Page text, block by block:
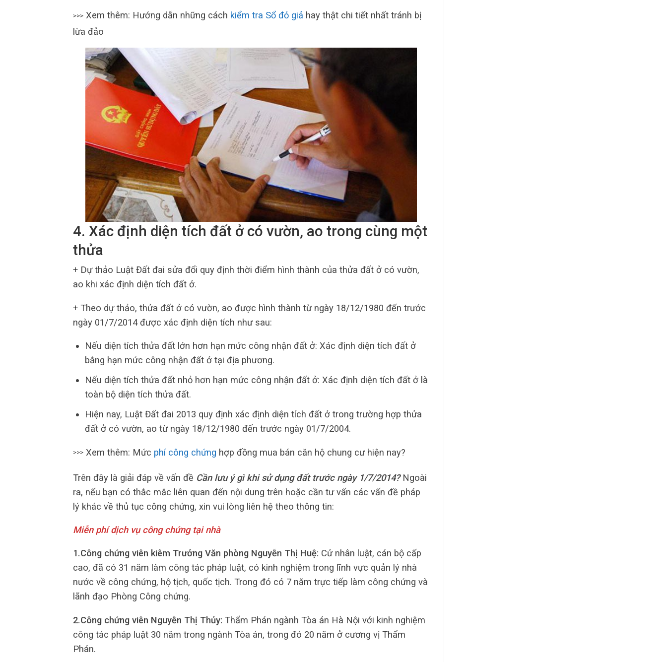
>>> Xem thêm: Hướng dẫn những cách kiểm tra Sổ đỏ giả hay thật chi tiết nhất tránh bị
lừa đảo
4. Xác định diện tích đất ở có vườn, ao trong cùng một
thửa
+ Dự thảo Luật Đất đai sửa đổi quy định thời điểm hình thành của thửa đất ở có vườn,
ao khi xác định diện tích đất ở.
+ Theo dự thảo, thửa đất ở có vườn, ao được hình thành từ ngày 18/12/1980 đến trước
ngày 01/7/2014 được xác định diện tích như sau:
Nếu diện tích thửa đất lớn hơn hạn mức công nhận đất ở: Xác định diện tích đất ở
bằng hạn mức công nhận đất ở tại địa phương.
Nếu diện tích thửa đất nhỏ hơn hạn mức công nhận đất ở: Xác định diện tích đất ở là
toàn bộ diện tích thửa đất.
Hiện nay, Luật Đất đai 2013 quy định xác định diện tích đất ở trong trường hợp thửa
đất ở có vườn, ao từ ngày 18/12/1980 đến trước ngày 01/7/2004.
>>> Xem thêm: Mức phí công chứng hợp đồng mua bán căn hộ chung cư hiện nay?
Trên đây là giải đáp về vấn đề Cần lưu ý gì khi sử dụng đất trước ngày 1/7/2014? Ngoài
ra, nếu bạn có thắc mắc liên quan đến nội dung trên hoặc cần tư vấn các vấn đề pháp
lý khác về thủ tục công chứng, xin vui lòng liên hệ theo thông tin:
Miễn phí dịch vụ công chứng tại nhà
1.Công chứng viên kiêm Trưởng Văn phòng Nguyễn Thị Huệ: Cử nhân luật, cán bộ cấp
cao, đã có 31 năm làm công tác pháp luật, có kinh nghiệm trong lĩnh vực quản lý nhà
nước về công chứng, hộ tịch, quốc tịch. Trong đó có 7 năm trực tiếp làm công chứng và
lãnh đạo Phòng Công chứng.
2.Công chứng viên Nguyễn Thị Thủy: Thẩm Phán ngành Tòa án Hà Nội với kinh nghiệm
công tác pháp luật 30 năm trong ngành Tòa án, trong đó 20 năm ở cương vị Thẩm
Phán.